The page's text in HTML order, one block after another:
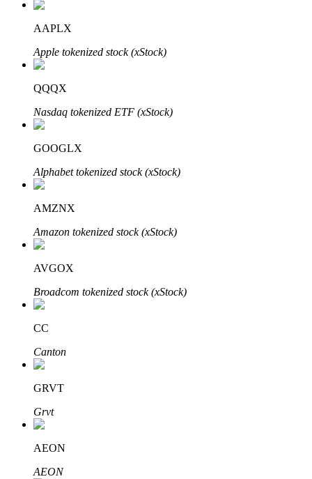
Zdobądź długoterminowy zysk i elastyczne zainteresowania
Naucz się stakingu
Dowiedz się, jak uzyskać dochód pasywny
Bitruści Partnerzy
AAPLX
Apple tokenized stock (xStock)
QQQX
Nasdaq tokenized ETF (xStock)
GOOGLX
Alphabet tokenized stock (xStock)
AMZNX
Amazon tokenized stock (xStock)
AVGOX
Broadcom tokenized stock (xStock)
CC
Canton
GRVT
Grvt
AEON
AEON